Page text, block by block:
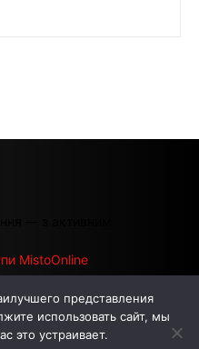
— з активним
MistoOnline
РЕКЛАМА НА САЙТІ
представления
использовать сайт, мы
это устраивает.